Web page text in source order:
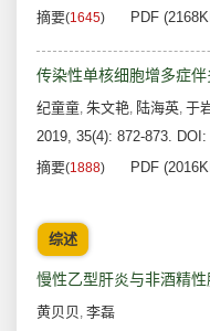
摘要(1645) PDF
传染性单核细胞增多症
纪童童, 朱文艳, 陆海英, 于
2019, 35(4): 872-873. DOI:
摘要(1888) PDF
综述
慢性乙型肝炎与非酒精
黄贝贝 , 李磊